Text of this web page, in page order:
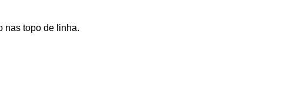
nas topo de linha.